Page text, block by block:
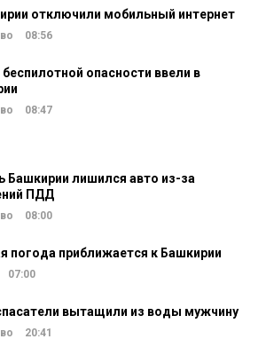
отключили мобильный интернет
08:56
опасности ввели в
08:47
Башкирии лишился авто из-за
ПДД
08:00
погода приближается к Башкирии
07:00
вытащили из воды мужчину
20:41